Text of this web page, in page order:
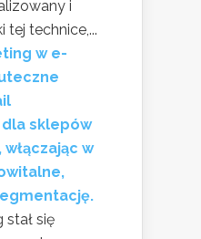
i
tej technice,...
w e-
sklepów
w
stał się